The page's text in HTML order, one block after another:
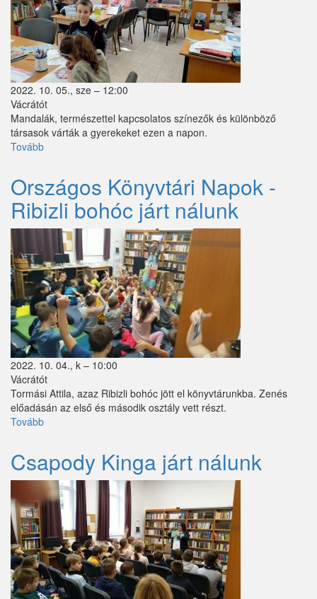
Perbál
Perőcsény
Péteri
Pilisborosjenő
Pilisjászfalu
Pilisszántó
Pilisszentiván
Pilisszentkereszt
Pilisszentlászló
Pócsmegyer
Püspökhatvan
Püspökszilágy
Pusztavacs
Pusztazámor
Rád
Szentlőrinckáta
Szigetbecse
Szigetcsép
Szigetmonostor
Szigetszentmárton
2022. 10. 05., sze – 12:00
Vácrátót
Mandalák, természettel kapcsolatos színezők és különböző
társasok várták a gyerekeket ezen a napon.
Tovább
Pihentető
pillanatok)
Országos Könyvtári Napok -
Ribizli bohóc járt nálunk
2022. 10. 04., k – 10:00
Vácrátót
Tormási Attila, azaz Ribizli bohóc jött el könyvtárunkba. Zenés
előadásán az első és második osztály vett részt.
Tovább
-
Ribizli
bohóc
járt
nálunk)
Csapody Kinga járt nálunk